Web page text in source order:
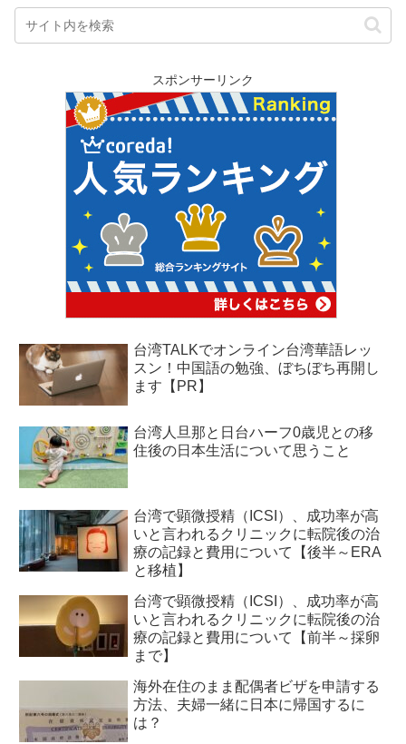
スポンサーリンク
台湾TALKでオンライン台湾華語レッ
スン！中国語の勉強、ぼちぼち再開し
ます【PR】
台湾人旦那と日台ハーフ0歳児との移
住後の日本生活について思うこと
台湾で顕微授精（ICSI）、成功率が高
いと言われるクリニックに転院後の治
療の記録と費用について【後半～ERA
と移植】
台湾で顕微授精（ICSI）、成功率が高
いと言われるクリニックに転院後の治
療の記録と費用について【前半～採卵
まで】
海外在住のまま配偶者ビザを申請する
方法、夫婦一緒に日本に帰国するに
は？